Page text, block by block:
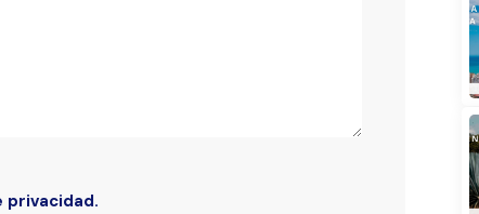
Buscar
privacidad.